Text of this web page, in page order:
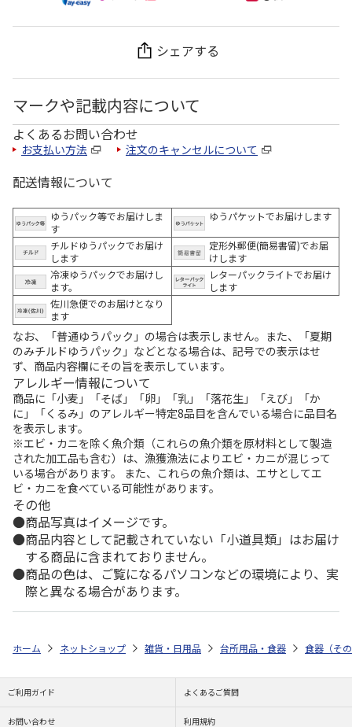
シェアする
マークや記載内容について
よくあるお問い合わせ
お支払い方法 注文のキャンセルについて
配送情報について
ゆうパック等でお届けしま
す
ゆうパケットでお届けします
チルドゆうパックでお届け
します
定形外郵便(簡易書留)でお届
けします
冷凍ゆうパックでお届けし
ます。
レターパックライトでお届け
します
佐川急便でのお届けとなり
ます
なお、「普通ゆうパック」の場合は表示しません。また、「夏期
のみチルドゆうパック」などとなる場合は、記号での表示はせ
ず、商品内容欄にその旨を表示しています。
アレルギー情報について
商品に「小麦」「そば」「卵」「乳」「落花生」「えび」「か
に」「くるみ」のアレルギー特定8品目を含んでいる場合に品目名
を表示します。
※エビ・カニを除く魚介類（これらの魚介類を原材料として製造
された加工品も含む）は、漁獲漁法によりエビ・カニが混じって
いる場合があります。 また、これらの魚介類は、エサとしてエ
ビ・カニを食べている可能性があります。
その他
商品写真はイメージです。
商品内容として記載されていない「小道具類」はお届け
する商品に含まれておりません。
商品の色は、ご覧になるパソコンなどの環境により、実
際と異なる場合があります。
ホーム ネットショップ 雑貨・日用品 台所用品・食器 食器（そ
ご利用ガイド よくあるご質問
お問い合わせ 利用規約